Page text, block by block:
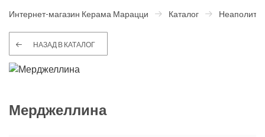
Интернет-магазин Керама Марацци Каталог
НАЗАД В КАТАЛОГ
Мерджеллина